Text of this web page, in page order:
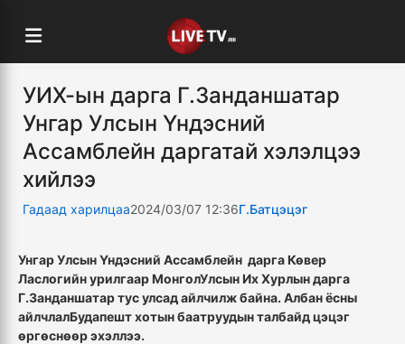
УИХ-ын дарга Г.Занданшатар
Унгар Улсын Үндэсний
Ассамблейн даргатай хэлэлцээ
хийлээ
Гадаад харилцаа2024/03/07 12:36Г.Батцэцэг
Унгар Улсын Үндэсний Ассамблейн дарга Көвер
Ласлогийн урилгаар МонголУлсын Их Хурлын дарга
Г.Занданшатар тус улсад айлчилж байна. Албан ёсны
айлчлалБудапешт хотын баатруудын талбайд цэцэг
өргөснөөр эхэллээ.